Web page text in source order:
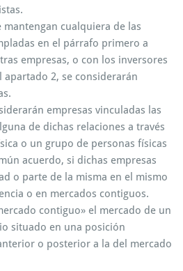
mantengan cualquiera de las
en el párrafo primero a
empresas, o con los inversores
apartado 2, se considerarán
empresas vinculadas las
de dichas relaciones a través
o un grupo de personas físicas
acuerdo, si dichas empresas
o parte de la misma en el mismo
o en mercados contiguos.
contiguo» el mercado de un
situado en una posición
o posterior a la del mercado